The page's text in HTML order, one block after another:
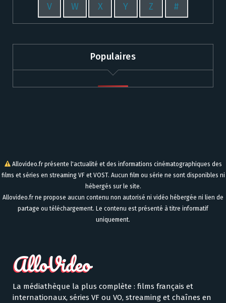
V W X Y Z #
Populaires
Allovideo.fr présente l'actualité et des informations cinématographiques des
films et séries en streaming VF et VOST. Aucun film ou série ne sont disponibles ni
hébergés sur le site.
Allovideo.fr ne propose aucun contenu non autorisé ni vidéo hébergée ni lien de
partage ou téléchargement. Le contenu est présenté à titre informatif
uniquement.
La médiathèque la plus complète : films français et
internationaux, séries VF ou VO, streaming et chaînes en